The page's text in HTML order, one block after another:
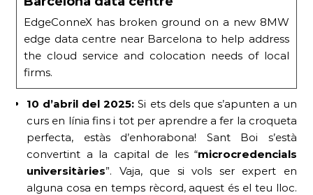
EdgeConneX has broken ground on a new 8MW
edge data centre near Barcelona to help address
the cloud service and colocation needs of local
firms.
10 d’abril del 2025: Si ets dels que s’apunten a un
curs en línia fins i tot per aprendre a fer la croqueta
perfecta, estàs d’enhorabona! Sant Boi s’està
convertint a la capital de les “microcredencials
universitàries”. Vaja, que si vols ser expert en
alguna cosa en temps rècord, aquest és el teu lloc.